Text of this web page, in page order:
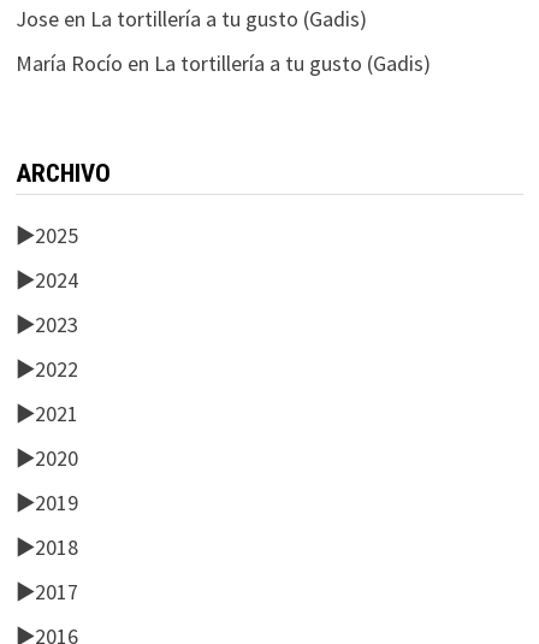
Joseen La tortillería a tu gusto (Gadis)
María Rocío en La tortillería a tu gusto (Gadis)
ARCHIVO
►2025
►2024
►2023
►2022
►2021
►2020
►2019
►2018
►2017
►2016